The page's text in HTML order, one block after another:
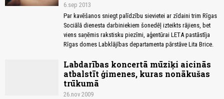
6.sep 2013
Par kavēšanos sniegt palīdzību sievietei ar zīdaini trim Rīgas
Sociālā dienesta darbiniekiem šonedēļ izteikts rājiens, bet
viens saņēmis rakstisku piezīmi, aģentūrai LETA pastāstīja
Rīgas domes Labklājības departamenta pārstāve Lita Brice.
Labdarības koncertā mūziķi aicinās
atbalstīt ģimenes, kuras nonākušas
trūkumā
26.nov 2009